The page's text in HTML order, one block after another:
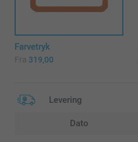
Farvetryk
Fra 319,00
Levering
Dato